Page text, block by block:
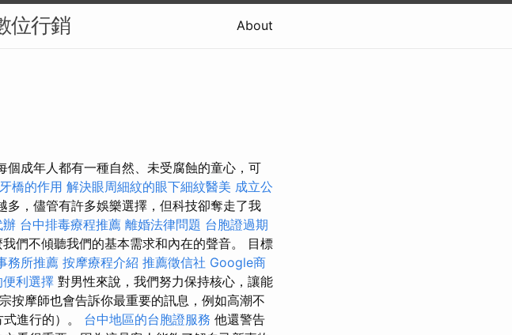
位行銷 About
成年人都有一種自然、未受腐蝕的童心，可
牙橋的作用 解決眼周細紋的眼下細紋醫美 成立公
，儘管有許多娛樂選擇，但科技卻奪走了我
辦 台中排毒療程推薦 離婚法律問題 台胞證過期
們不傾聽我們的基本需求和內在的聲音。 目標
務所推薦 按摩療程介紹 推薦徵信社 Google商
利選擇 對男性來說，我們努力保持核心，讓能
按摩師也會告訴你最重要的訊息，例如高潮不
進行的）。 台中地區的台胞證服務 他還警告